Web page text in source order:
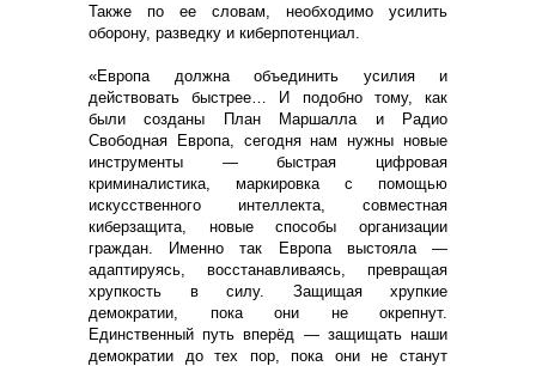
Также по ее словам, необходимо усилить
оборону, разведку и киберпотенциал.
«Европа должна объединить усилия и
действовать быстрее… И подобно тому, как
были созданы План Маршалла и Радио
Свободная Европа, сегодня нам нужны новые
инструменты — быстрая цифровая
криминалистика, маркировка с помощью
искусственного интеллекта, совместная
киберзащита, новые способы организации
граждан. Именно так Европа выстояла —
адаптируясь, восстанавливаясь, превращая
хрупкость в силу. Защищая хрупкие
демократии, пока они не окрепнут.
Единственный путь вперёд — защищать наши
демократии до тех пор, пока они не станут